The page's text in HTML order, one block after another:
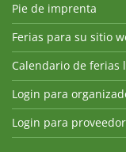
Pie de imprenta
Ferias para su sitio
Calendario de ferias
Login para
Login para